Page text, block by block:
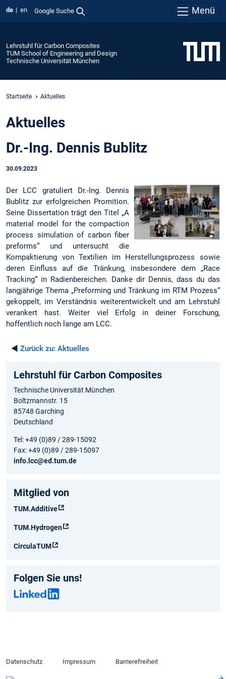
de en Google Suche Menü
Lehrstuhl für Carbon Composites
TUM School of Engineering and Design
Technische Universität München
Startseite Aktuelles
Aktuelles
Dr.-Ing. Dennis Bublitz
30.09.2023
Der LCC gratuliert Dr.-Ing. Dennis
Bublitz zur erfolgreichen Promition.
Seine Dissertation trägt den Titel „A
material model for the compaction
process simulation of carbon fiber
preforms“ und untersucht die
Kompaktierung von Textilien im Herstellungsprozess sowie
deren Einfluss auf die Tränkung, insbesondere dem „Race
Tracking“ in Radienbereichen. Danke dir Dennis, dass du das
langjährige Thema „Preforming und Tränkung im RTM Prozess“
gekoppelt, im Verständnis weiterentwickelt und am Lehrstuhl
verankert hast. Weiter viel Erfolg in deiner Forschung,
hoffentlich noch lange am LCC.
◄ Zurück zu: Aktuelles
Lehrstuhl für Carbon Composites
Technische Universität München
Boltzmannstr. 15
85748 Garching
Deutschland
Tel: +49 (0)89 / 289-15092
Fax: +49 (0)89 / 289-15097
info.lcc@ed.tum.de
Mitglied von
TUM.Additive
TUM.Hydrogen
CirculaTUM
Folgen Sie uns!
Datenschutz Impressum Barrierefreiheit